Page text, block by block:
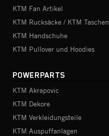
KTM Fan Artikel
KTM Rucksäcke / KTM Taschen
KTM Handschuhe
KTM Pullover und Hoodies
POWERPARTS
KTM Akrapovic
KTM Dekore
KTM Verkleidungsteile
KTM Auspuffanlagen